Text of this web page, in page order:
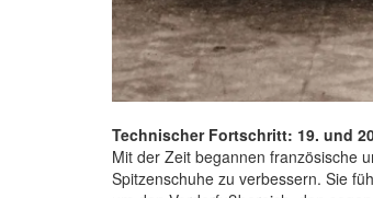
Technischer Fortschritt: 19. und
Mit der Zeit begannen französische
Spitzenschuhe zu verbessern. Sie